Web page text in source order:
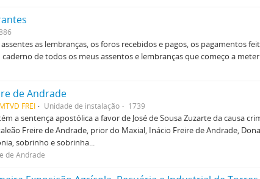
as lembranças, os foros recebidos e pagos, os pagamentos
de todos os meus assentos e lembranças que começo a
de Andrade
FREI Unidade de instalação 1739
a sentença apostólica a favor de José de Sousa Zuzarte da causa
Freire de Andrade, prior do Maxial, Inácio Freire de Andrade,
sobrinho e sobrinha...
de Andrade